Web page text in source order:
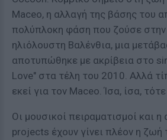
Maceo, η αλλαγή της βάσης του
πολύπλοκη φάση που ζούσε στην
ηλιόλουστη Βαλένθια, μια
αποτυπώθηκε με ακρίβεια στο
Love" στα τέλη του 2010. Αλλά
εκεί για τον Maceo. Ίσα, ίσα,
Οι μουσικοί πειραματισμοί και
projects έχουν γίνει πλέον η ζωή